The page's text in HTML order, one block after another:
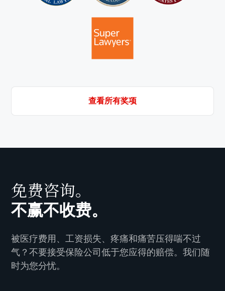
查看所有奖项
免费咨询。
不赢不收费。
被医疗费用、工资损失、疼痛和痛苦压得喘不过
气？不要接受保险公司低于您应得的赔偿。我们随
时为您分忧。